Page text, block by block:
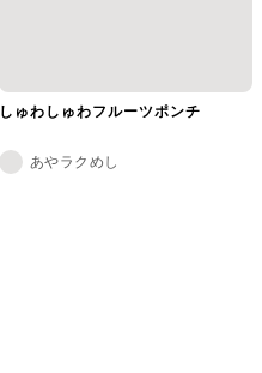
しゅわしゅわフルーツポンチ
あやラクめし